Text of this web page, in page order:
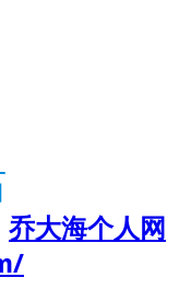
乔大海个人网